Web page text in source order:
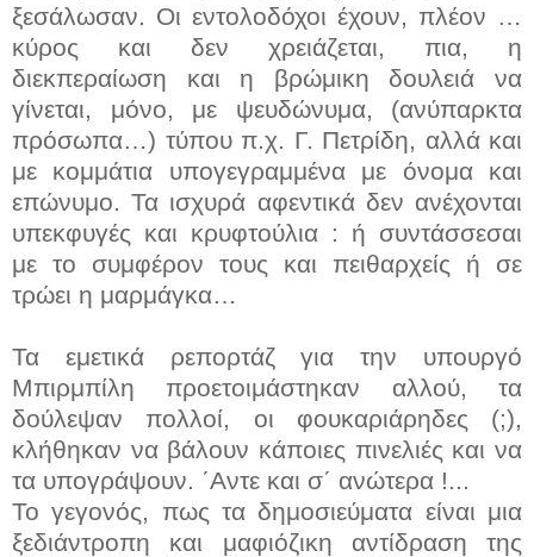
ξεσάλωσαν. Οι εντολοδόχοι έχουν, πλέον …
κύρος και δεν χρειάζεται, πια, η
διεκπεραίωση και η βρώμικη δουλειά να
γίνεται, μόνο, με ψευδώνυμα, (ανύπαρκτα
πρόσωπα…) τύπου π.χ. Γ. Πετρίδη, αλλά και
με κομμάτια υπογεγραμμένα με όνομα και
επώνυμο. Τα ισχυρά αφεντικά δεν ανέχονται
υπεκφυγές και κρυφτούλια : ή συντάσσεσαι
με το συμφέρον τους και πειθαρχείς ή σε
τρώει η μαρμάγκα…
Τα εμετικά ρεπορτάζ για την υπουργό
Μπιρμπίλη προετοιμάστηκαν αλλού, τα
δούλεψαν πολλοί, οι φουκαριάρηδες (;),
κλήθηκαν να βάλουν κάποιες πινελιές και να
τα υπογράψουν. ΄Αντε και σ΄ ανώτερα !...
Το γεγονός, πως τα δημοσιεύματα είναι μια
ξεδιάντροπη και μαφιόζικη αντίδραση της